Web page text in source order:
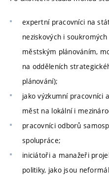
expertní pracovníci na
neziskových i
městským plánováním,
na odděleních
plánování);
jako výzkumní pracovníci
měst na lokální i
pracovníci odborů
spolupráce;
iniciátoři a manažeři
politiky, jako jsou